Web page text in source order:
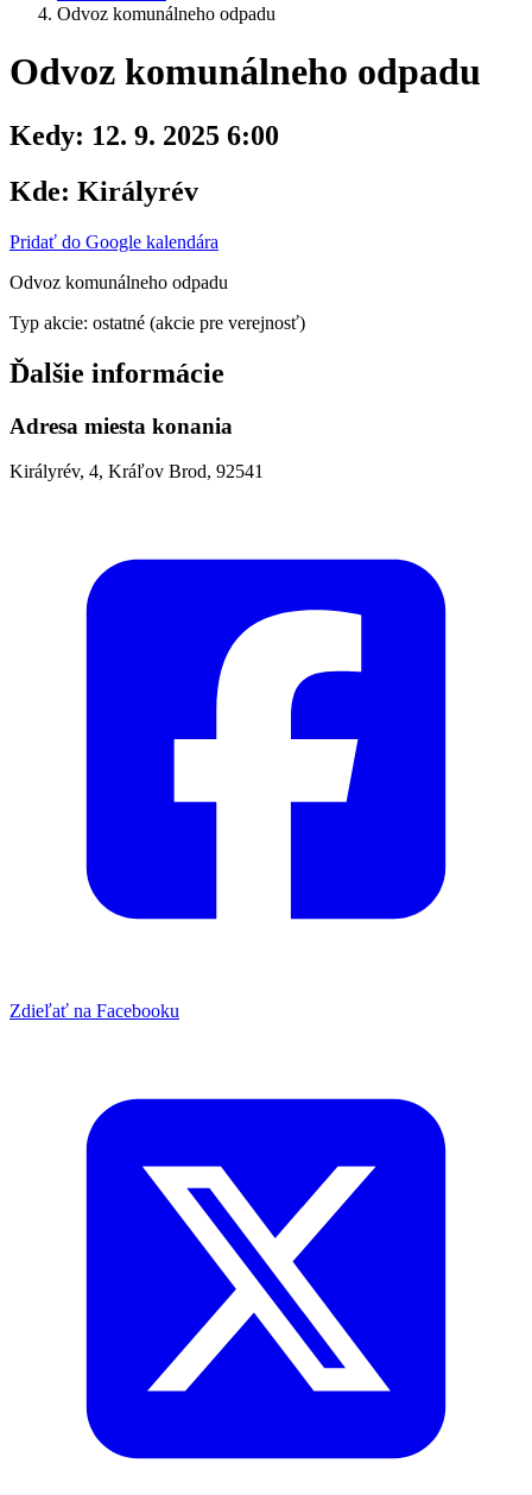
Odvoz komunálneho odpadu
Odvoz komunálneho odpadu
Kedy: 12. 9. 2025 6:00
Kde: Királyrév
Pridať do Google kalendára
Odvoz komunálneho odpadu
Typ akcie: ostatné (akcie pre verejnosť)
Ďalšie informácie
Adresa miesta konania
Királyrév, 4, Kráľov Brod, 92541
Zdieľať na Facebooku